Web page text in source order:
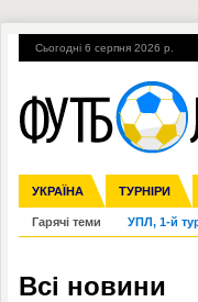
Сьогодні 6 серпня 2026 р.
УКРАЇНА ТУРНІРИ
Збірна Прем'єр-ліга
Ліга чемпіонів Ліга
Англія Іспанія Італія
ЧС-2014 ЄВРО-2016
Гарячі теми УПЛ, 1-й
Всі новини